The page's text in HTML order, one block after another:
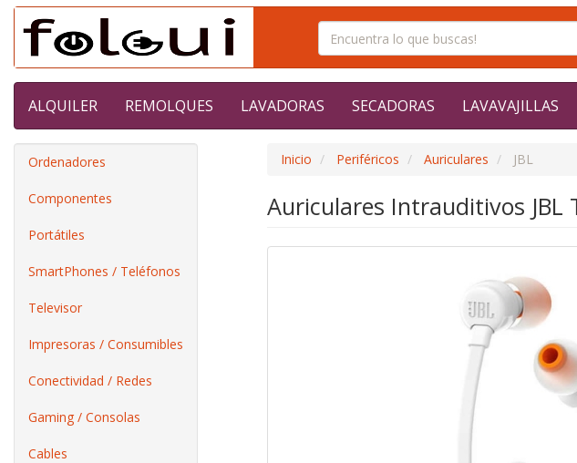
ALQUILER REMOLQUES LAVADORAS SECADORAS LAVAVAJILLAS
Ordenadores
Componentes
Portátiles
SmartPhones / Teléfonos
Televisor
Impresoras / Consumibles
Conectividad / Redes
Gaming / Consolas
Cables
Inicio Periféricos Auriculares JBL
Auriculares Intrauditivos JBL